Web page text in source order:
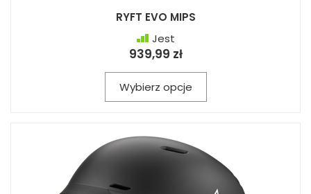
RYFT EVO MIPS
Jest
939,99 zł
Wybierz opcje